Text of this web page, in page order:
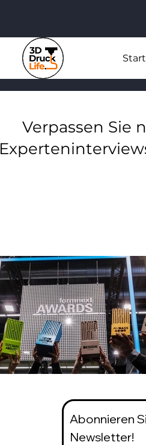
Start
Verpassen Sie
Abonnieren
Newsletter!